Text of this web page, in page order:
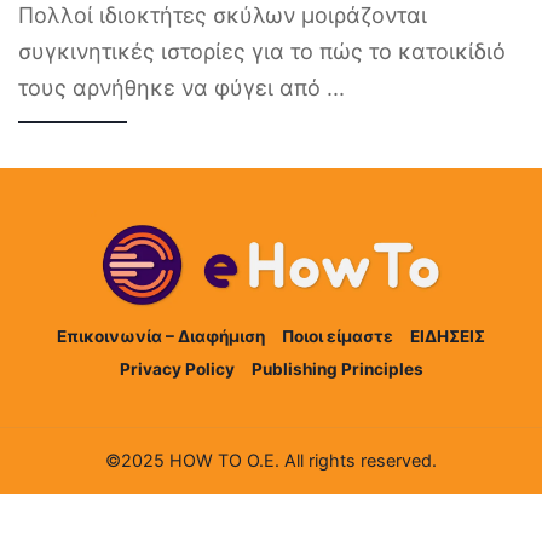
Πολλοί ιδιοκτήτες σκύλων μοιράζονται
συγκινητικές ιστορίες για το πώς το κατοικίδιό
τους αρνήθηκε να φύγει από ...
Επικοινωνία – Διαφήμιση Ποιοι είμαστε
ΕΙΔΗΣΕΙΣ
Privacy Policy
Publishing Principles
©2025 HOW TO Ο.Ε. All rights reserved.